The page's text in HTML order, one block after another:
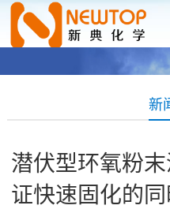
新
潜伏型环氧粉
证快速固化的